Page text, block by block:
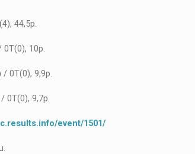
44,5p.
0T(0), 10p.
0T(0), 9,9p.
0T(0), 9,7p.
event/1501/